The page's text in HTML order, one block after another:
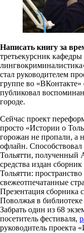
Написать книгу за
третьекурсник
стал руководителем
группе во «ВКонтакте»
публиковал
городе.
Сейчас проект
просто «Истории о
горожан не пропали, а
офлайн.
Тольятти, полученный
средства издан
Тольятти:
свежеотпечатанные
Презентация сборника
Поволжья в библиотеке
Забрать один из 68
посетитель фестиваля,
руководитель проекта